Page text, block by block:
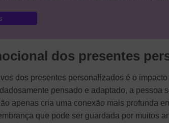
dos presentes
dos presentes personalizados é o
pensado e adaptado, a pessoa
apenas cria uma conexão mais profunda
que pode ser guardada por muitos